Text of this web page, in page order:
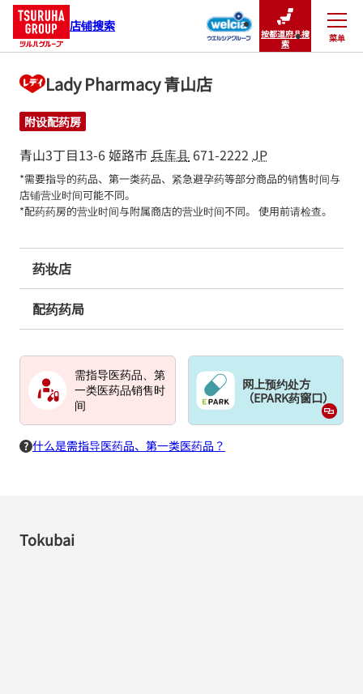
店铺搜索
按都道府县搜
索
菜单
关闭
Lady Pharmacy 青山店
附设配药房
青山3丁目13-6姬路市兵库县 671-2222 JP
*需要指导的药品、第一类药品、紧急避孕药等部分商品的销售时间与
店铺营业时间可能不同。
*配药药房的营业时间与附属商店的营业时间不同。 使用前请检查。
药妆店
配药药局
需指导医药品、第
一类医药品销售时
间
网上预约处方
（EPARK药窗口）
什么是需指导医药品、第一类医药品？
Tokubai